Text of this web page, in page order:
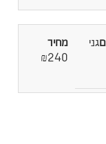
גני
₪240